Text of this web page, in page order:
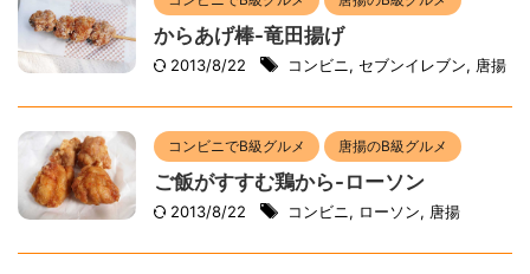
からあげ棒-竜田揚げ
2013/8/22 コンビニ , セブンイレブン, 唐揚
コンビニでB級グルメ 唐揚のB級グルメ
ご飯がすすむ鶏から-ローソン
2013/8/22 コンビニ , ローソン, 唐揚